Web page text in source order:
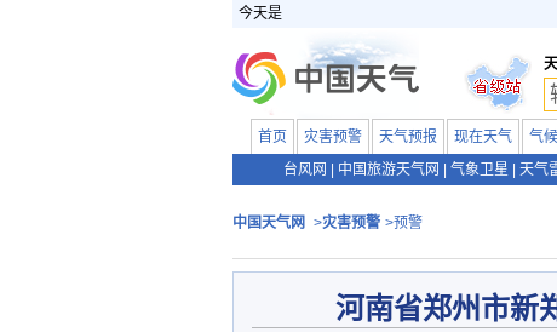
今天是
首页 灾害预警 天气预报 现在天气 气
台风网
中国旅游天气网 气象卫星 天气
中国天气网 >灾害预警 >预警
河南省郑州市新